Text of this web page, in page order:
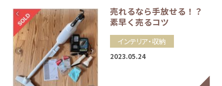
売れるなら手放せる！？
素早く売るコツ
インテリア・収納
2023.05.24